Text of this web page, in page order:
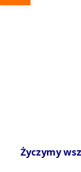
Życzymy